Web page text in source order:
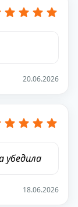
20.06.2026
убедила
18.06.2026